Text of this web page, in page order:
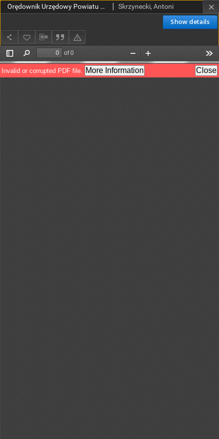
Show details
Orędownik Urzędowy Powiatu Gostyńskiego 1927.12.03 R.9 Nr 98 Skrzynecki, Antoni